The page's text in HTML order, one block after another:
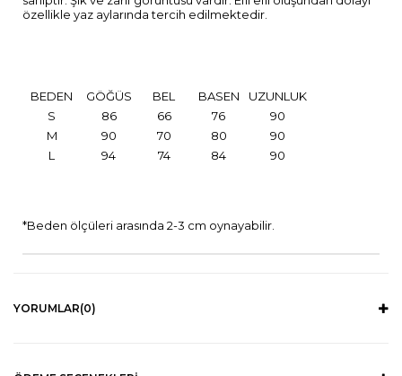
özellikle yaz aylarında tercih edilmektedir.
BEDEN GÖĞÜS BEL BASEN
UZUNLUK
S
86 66 76
90
M
90 70 80
90
L
94 74 84 90
*Beden ölçüleri arasında 2-3 cm oynayabilir.
YORUMLAR(0)